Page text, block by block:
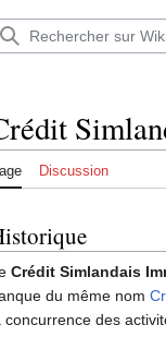
Discussion
Crédit Simlandais
du même nom
concurrence des